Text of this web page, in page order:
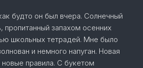
будто он был вчера. Солнечный
пропитанный запахом осенних
школьных тетрадей. Мне было
и немного напуган. Новая
правила. С букетом